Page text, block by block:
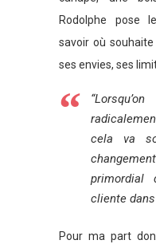
Rodolphe pose
savoir où
ses envies, ses
cela va
primordial
cliente
Pour ma part